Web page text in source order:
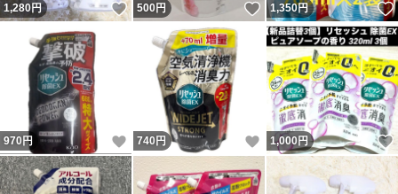
1,280円 いいね！
500円 いいね！
1,350円
970 円 いいね！
740 円 いいね！
1,000 円